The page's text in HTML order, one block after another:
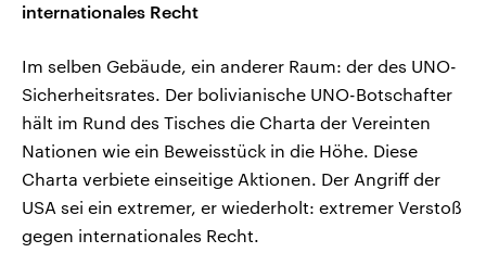
internationales Recht
Im selben Gebäude, ein anderer Raum: der des UNO-
Sicherheitsrates. Der bolivianische UNO-Botschafter
hält im Rund des Tisches die Charta der Vereinten
Nationen wie ein Beweisstück in die Höhe. Diese
Charta verbiete einseitige Aktionen. Der Angriff der
USA sei ein extremer, er wiederholt: extremer Verstoß
gegen internationales Recht.